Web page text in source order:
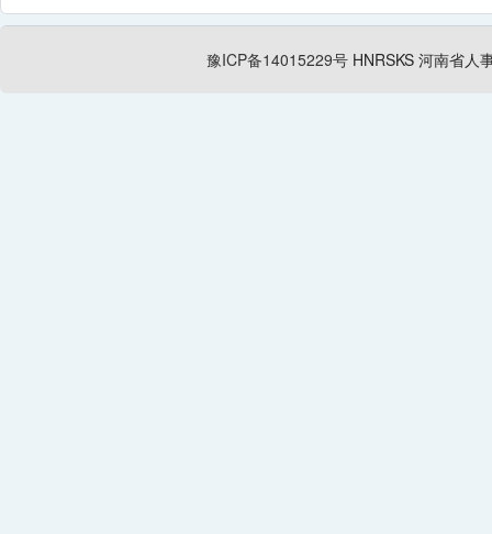
豫ICP备14015229号 HNRSKS 河南省人